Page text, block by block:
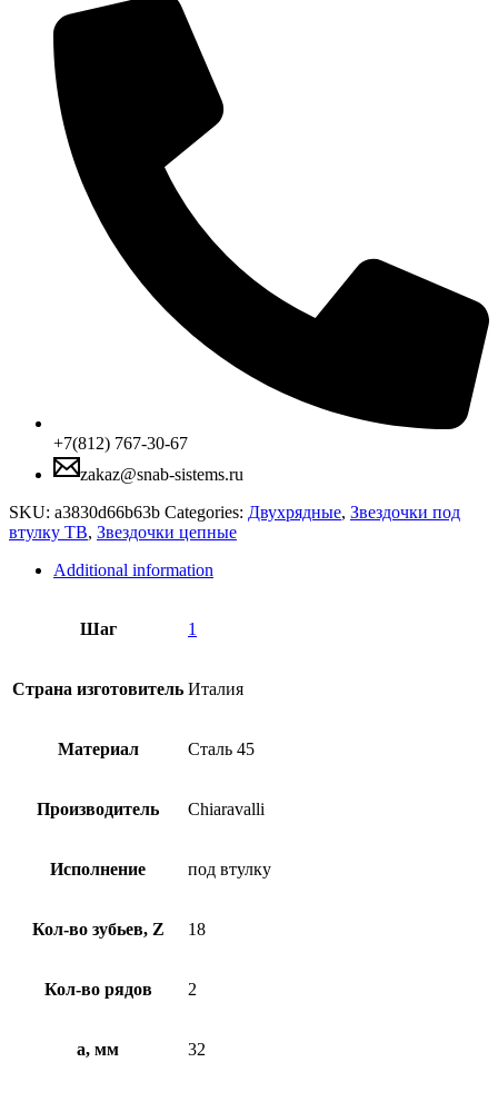
ступицей,
TB2012,
quantity
+7(812) 767-30-67
zakaz@snab-sistems.ru
SKU: a3830d66b63b Categories: Двухрядные, Звездочки под
втулку ТВ, Звездочки цепные
Additional information
Шаг 1
Страна изготовитель Италия
Материал Сталь 45
Производитель Chiaravalli
Исполнение под втулку
Кол-во зубьев, Z 18
Кол-во рядов 2
a, мм 32